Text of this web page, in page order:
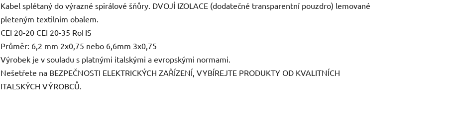
Kabel splétaný do výrazné spirálové šňůry. DVOJÍ IZOLACE (dodatečné transparentní pouzdro) lemované
pleteným textilním obalem.
CEI 20-20 CEI 20-35 RoHS
Průměr: 6,2 mm 2x0,75 nebo 6,6mm 3x0,75
Výrobek je v souladu s platnými italskými a evropskými normami.
Nešetřete na BEZPEČNOSTI ELEKTRICKÝCH ZAŘÍZENÍ, VYBÍREJTE PRODUKTY OD KVALITNÍCH
ITALSKÝCH VÝROBCŮ.